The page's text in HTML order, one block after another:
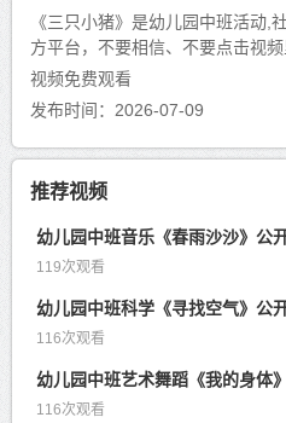
《三只小猪》是幼儿园中班活动,
方平台，不要相信、不要点击视频
视频免费观看
发布时间：2026-07-09
推荐视频
幼儿园中班音乐《春雨沙沙》公
119次观看
幼儿园中班科学《寻找空气》公
116次观看
幼儿园中班艺术舞蹈《我的身体
116次观看